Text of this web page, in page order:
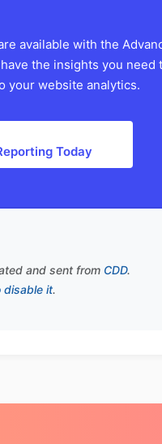
available with the
the insights you need
your website analytics.
Today
and sent from CDD.
disable it.